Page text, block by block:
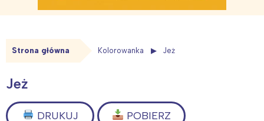
Strona główna Kolorowanka Jeż
Jeż
DRUKUJ POBIERZ